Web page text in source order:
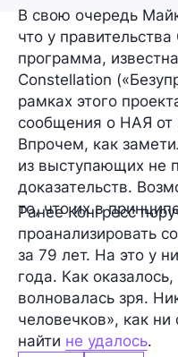
В свою очередь
что у
программа,
Constellation
рамках этого
сообщения о НАЯ
Впрочем, как
из выступающих не
доказательств.
то, что их в
Ранее Конгресс
проанализировать
за 79 лет. На это у
года. Как
волновалась зря.
человечков», как ни
найти не удалось.